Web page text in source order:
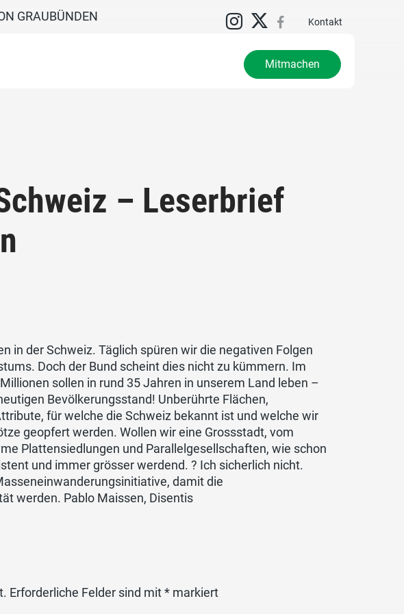
Kontakt
GRAUBÜNDEN
Mitmachen
– Leserbrief
in der Schweiz. Täglich spüren wir die negativen Folgen
Doch der Bund scheint dies nicht zu kümmern. Im
sollen in rund 35 Jahren in unserem Land leben –
Bevölkerungsstand! Unberührte Flächen,
für welche die Schweiz bekannt ist und welche wir
geopfert werden. Wollen wir eine Grossstadt, vom
Plattensiedlungen und Parallelgesellschaften, wie schon
und immer grösser werdend. ? Ich sicherlich nicht.
damit die
werden. Pablo Maissen, Disentis
Erforderliche Felder sind mit* markiert